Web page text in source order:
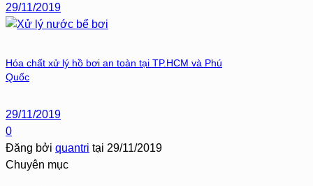
29/11/2019
Hóa chất xử lý hồ bơi an toàn tại TP.HCM và Phú
Quốc
29/11/2019
0
Đăng bởi quantri tại 29/11/2019
Chuyên mục